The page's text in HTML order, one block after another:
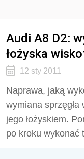
Audi A8 D2:
łożyska
12 sty 2011
Naprawa, jaką
wymiana
jego łożyskiem.
po kroku wykonać